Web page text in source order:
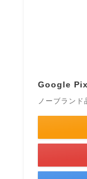
Google
ノーブランド